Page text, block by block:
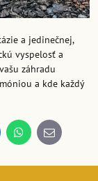
a jedinečnej,
vyspelosť a
záhradu
a kde každý
WhatsApp
E-
mail